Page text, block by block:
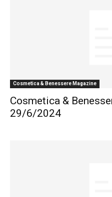
Cosmetica & Benessere Magazine
Cosmetica &
29/6/2024